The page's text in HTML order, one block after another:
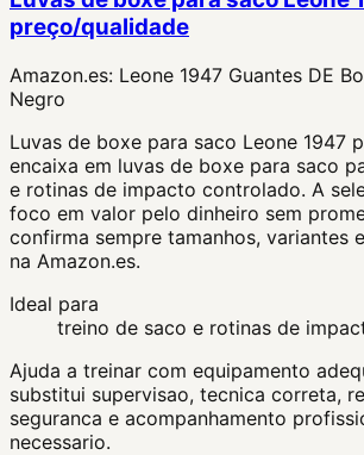
preço/qualidade
Amazon.es: Leone 1947 Guantes DE
Negro
Luvas de boxe para saco Leone 1947
encaixa em luvas de boxe para saco
e rotinas de impacto controlado. A
foco em valor pelo dinheiro sem
confirma sempre tamanhos, variantes
na Amazon.es.
Ideal para
treino de saco e rotinas de
Ajuda a treinar com equipamento
substitui supervisao, tecnica correta,
seguranca e acompanhamento
necessario.